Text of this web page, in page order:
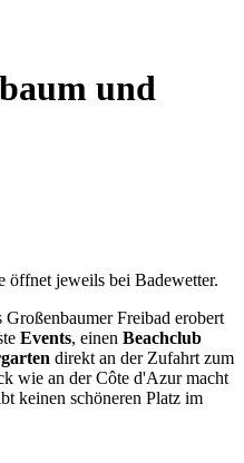
und
öffnet jeweils bei Badewetter.
Großenbaumer Freibad erobert
Events, einen Beachclub
direkt an der Zufahrt zum
wie an der Côte d'Azur macht
keinen schöneren Platz im